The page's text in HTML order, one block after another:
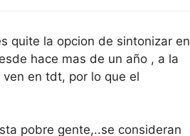
quite la opcion de sintonizar en
hace mas de un año , a la
en tdt, por lo que el
pobre gente,..se consideran